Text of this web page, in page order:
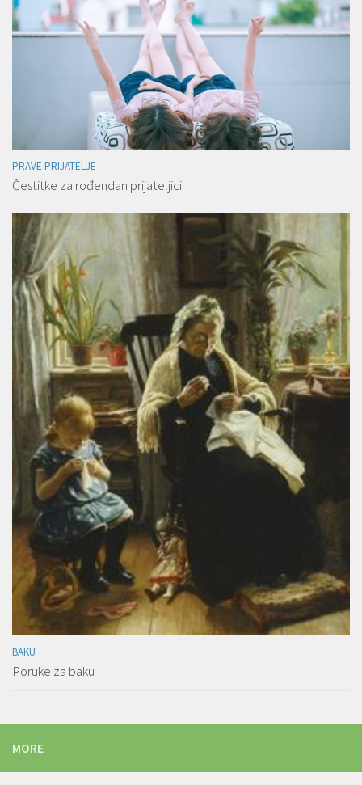
PRAVE PRIJATELJE
Čestitke za rođendan prijateljici
BAKU
Poruke za baku
MORE